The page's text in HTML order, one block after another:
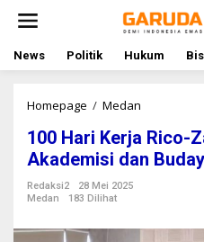
t
News Politik Hukum
Homepage / Medan
H
a
100 Hari Kerja Rico-
Akademisi dan
Redaksi2
28 Mei 2025
Medan
183 Dilihat